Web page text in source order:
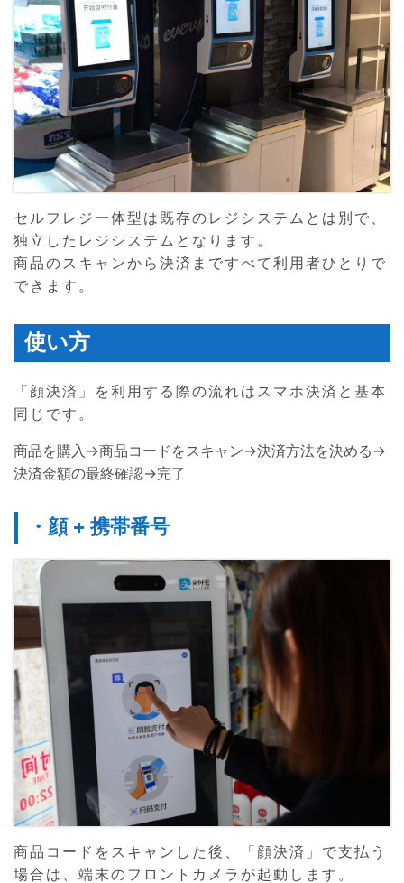
セルフレジ一体型は既存のレジシステムとは別で、
独立したレジシステムとなります。
商品のスキャンから決済まですべて利用者ひとりで
できます。
使い方
「顔決済」を利用する際の流れはスマホ決済と基本
同じです。
商品を購入→商品コードをスキャン→決済方法を決める→
決済金額の最終確認→完了
・顔 + 携帯番号
商品コードをスキャンした後、「顔決済」で支払う
場合は、端末のフロントカメラが起動します。